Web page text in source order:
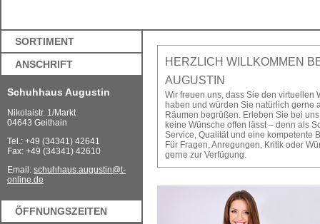
SORTIMENT
ANSCHRIFT
Schuhhaus Augustin
Nikolaistr. 1/Markt
04643 Geithain
Tel.: +49 (34341) 42641
Fax: +49 (34341) 42610
Email: schuhhaus.augustin@t-
online.de
ÖFFNUNGSZEITEN
HERZLICH WILLKOMMEN
AUGUSTIN
Wir freuen uns, dass Sie den virtuellen
haben und würden Sie natürlich gerne
Räumen begrüßen. Erleben Sie bei
keine Wünsche offen lässt – denn als
Service, Qualität und eine kompetente
Für Fragen, Anregungen, Kritik oder
gerne zur Verfügung.